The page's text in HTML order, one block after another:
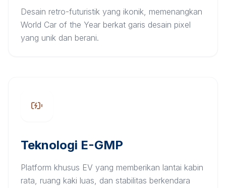
Desain retro-futuristik yang ikonik, memenangkan
World Car of the Year berkat garis desain pixel
yang unik dan berani.
Teknologi E-GMP
Platform khusus EV yang memberikan lantai kabin
rata, ruang kaki luas, dan stabilitas berkendara